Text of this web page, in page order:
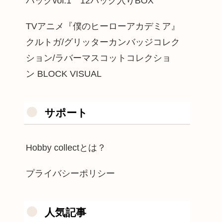
TVアニメ『僕のヒーローアカデミア』
クルトガ/グリッターカンバッジコレク
ション/ラバーマスコットコレクショ
ン BLOCK VISUAL
サポート
Hobby collectとは？
プライバシーポリシー
人気記事